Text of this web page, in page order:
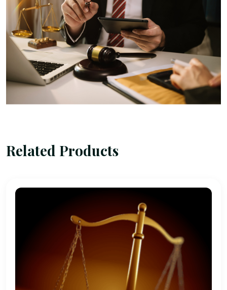
Related Products